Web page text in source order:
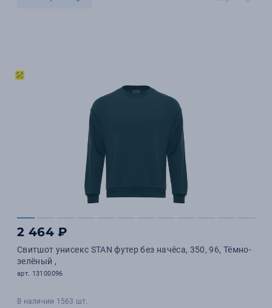
2 464 ₽
Свитшот унисекс STAN футер без начёса, 350, 96, Тёмно-
зелёный ,
арт. 13100096
В наличии 1563 шт.